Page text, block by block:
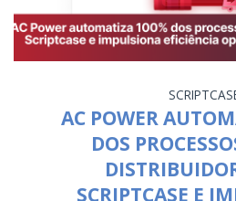
AC POWER
DOS
SCRIPTCASE E